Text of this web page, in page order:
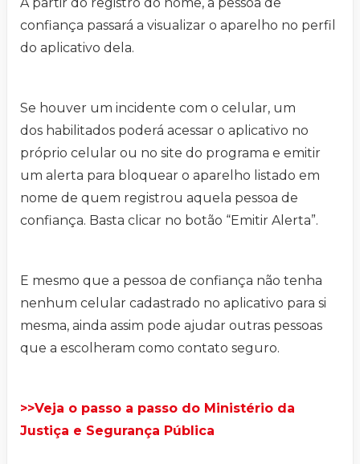
confiança passará a visualizar o aparelho no perfil
do aplicativo dela.
Se houver um incidente com o celular, um
dos habilitados poderá acessar o aplicativo no
próprio celular ou no site do programa e emitir
um alerta para bloquear o aparelho listado em
nome de quem registrou aquela pessoa de
confiança. Basta clicar no botão “Emitir Alerta”.
E mesmo que a pessoa de confiança não tenha
nenhum celular cadastrado no aplicativo para si
mesma, ainda assim pode ajudar outras pessoas
que a escolheram como contato seguro.
>>Veja o passo a passo do Ministério da
Justiça e Segurança Pública